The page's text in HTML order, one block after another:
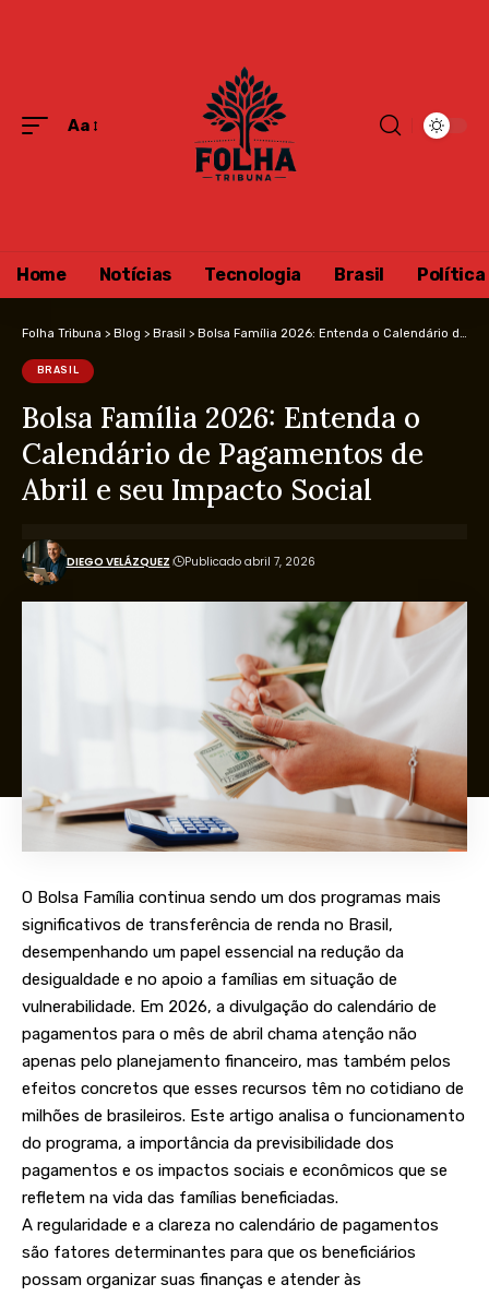
Aa
Home Notícias Tecnologia Brasil Política
Folha Tribuna > Blog > Brasil > Bolsa Família 2026: Entenda o Calendário de Pagamentos de Abril e seu Impacto Social
BRASIL
Bolsa Família 2026: Entenda o
Calendário de Pagamentos de
Abril e seu Impacto Social
DIEGO VELÁZQUEZ Publicado abril 7, 2026
O Bolsa Família continua sendo um dos programas mais
significativos de transferência de renda no Brasil,
desempenhando um papel essencial na redução da
desigualdade e no apoio a famílias em situação de
vulnerabilidade. Em 2026, a divulgação do calendário de
pagamentos para o mês de abril chama atenção não
apenas pelo planejamento financeiro, mas também pelos
efeitos concretos que esses recursos têm no cotidiano de
milhões de brasileiros. Este artigo analisa o funcionamento
do programa, a importância da previsibilidade dos
pagamentos e os impactos sociais e econômicos que se
refletem na vida das famílias beneficiadas.
A regularidade e a clareza no calendário de pagamentos
são fatores determinantes para que os beneficiários
possam organizar suas finanças e atender às